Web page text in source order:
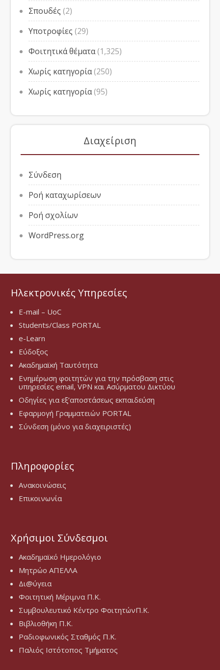
Σπουδές (2)
Υποτροφίες (29)
Φοιτητικά θέματα(1,325)
Χωρίς κατηγορία(250)
Χωρίς κατηγορία(95)
Διαχείριση
Σύνδεση
Ροή καταχωρίσεων
Ροή σχολίων
WordPress.org
Ηλεκτρονικές Υπηρεσίες
E-mail – UoC
Students/Class PORTAL
e-Learn
Εύδοξος
Ακαδημαϊκή Ταυτότητα
Ενημέρωση φοιτητών για την πρόσβαση στις
υπηρεσίες email, VPN και Ασύρματου Δικτύου
Οδηγίες για εξ’αποστάσεως εκπαιδεύση
Εφαρμογή Γραμματειών PORTAL
Σύνδεση (μόνο για διαχειριστές)
Πληροφορίες
Ανακοινώσεις
Επικοινωνία
Χρήσιμοι Σύνδεσμοι
Ακαδημαϊκό Ημερολόγιο
Μητρώο ΑΠΕΛΛΑ
Δι@ύγεια
Φοιτητική Μέριμνα Π.Κ.
Συμβουλευτικό Κέντρο ΦοιτητώνΠ.Κ.
Βιβλιοθήκη Π.Κ.
Ραδιοφωνικός Σταθμός Π.Κ.
Παλιός Ιστότοπος Τμήματος